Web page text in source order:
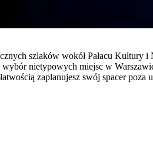
szlaków wokół Pałacu
nietypowych miejsc w
zaplanujesz swój spacer